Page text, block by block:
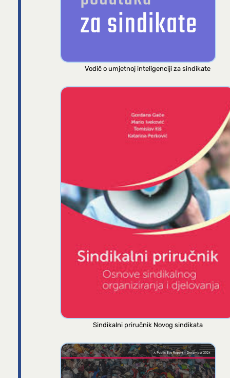
Vodič o umjetnoj inteligenciji za sindikate
Sindikalni priručnik Novog sindikata